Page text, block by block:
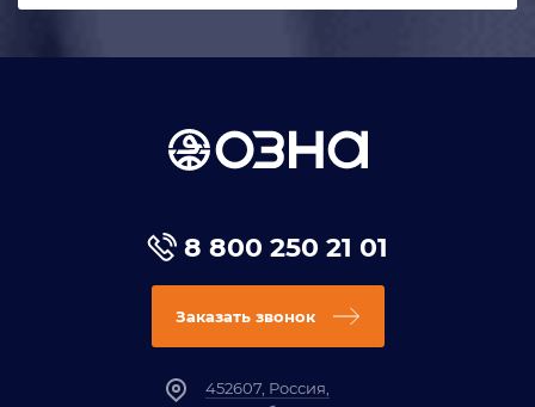
8 800 250 21 01
Заказать звонок
452607, Россия,